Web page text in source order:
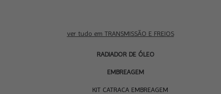
ver tudo em TRANSMISSÃO E FREIOS
RADIADOR DE ÓLEO
EMBREAGEM
KIT CATRACA EMBREAGEM